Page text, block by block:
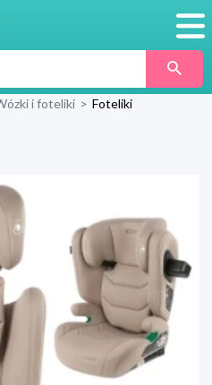
Blog
i foteliki > Foteliki